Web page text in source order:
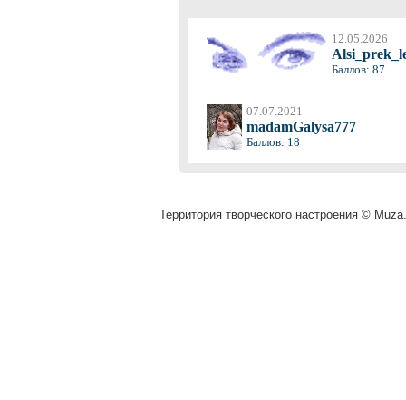
12.05.2026
Баллов: 87
07.07.2021
madamGalysa777
Баллов: 18
Территория творческого настроения ©